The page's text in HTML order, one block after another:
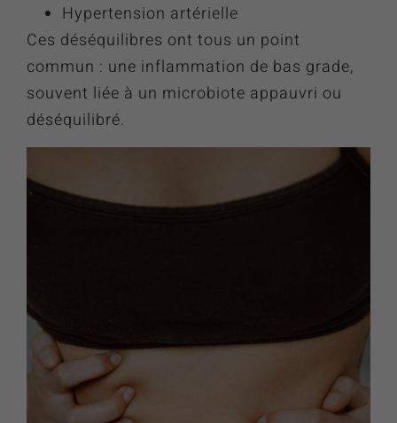
Hypertension artérielle
Ces déséquilibres ont tous un point
commun : une inflammation de bas grade,
souvent liée à un microbiote appauvri ou
déséquilibré.